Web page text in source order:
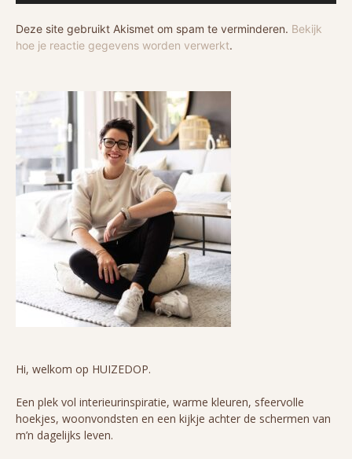
Deze site gebruikt Akismet om spam te verminderen. Bekijk
hoe je reactie gegevens worden verwerkt.
Hi, welkom op HUIZEDOP.
Een plek vol interieurinspiratie, warme kleuren, sfeervolle
hoekjes, woonvondsten en een kijkje achter de schermen van
m’n dagelijks leven.